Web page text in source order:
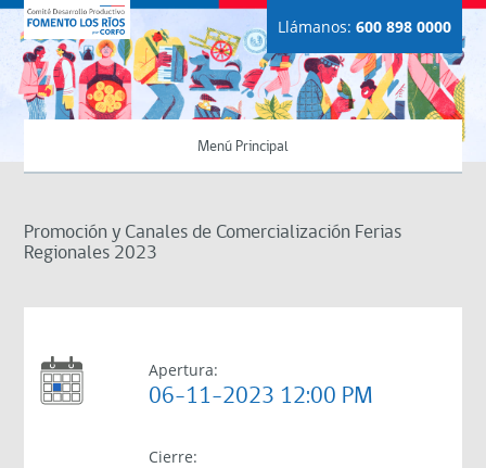
Llámanos: 600 898 0000
Menú Principal
Promoción y Canales de Comercialización Ferias
Regionales 2023
Apertura:
06-11-2023 12:00 PM
Cierre: